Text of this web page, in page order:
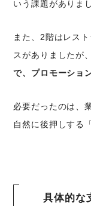
いう課題がありま
また、2階はレス
スがありましたが、
で、プロモーショ
必要だったのは、
自然に後押しする
具体的な